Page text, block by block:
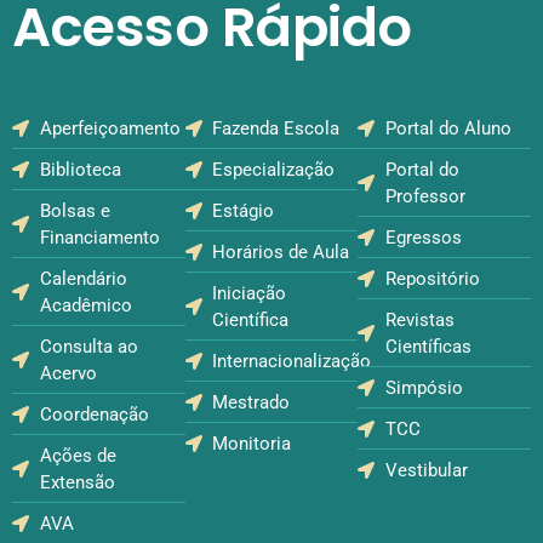
Acesso Rápido
Aperfeiçoamento
Biblioteca
Bolsas e
Financiamento
Calendário
Acadêmico
Consulta ao
Acervo
Coordenação
Ações de
Extensão
AVA
Fazenda Escola
Especialização
Estágio
Horários de Aula
Iniciação
Científica
Internacionalização
Mestrado
Monitoria
Portal do Aluno
Portal do
Professor
Egressos
Repositório
Revistas
Científicas
Simpósio
TCC
Vestibular